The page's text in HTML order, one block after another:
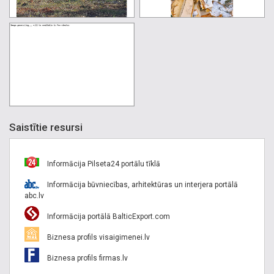
Saistītie resursi
Informācija Pilseta24 portālu tīklā
Informācija būvniecības, arhitektūras un interjera portālā
abc.lv
Informācija portālā BalticExport.com
Biznesa profils visaigimenei.lv
Biznesa profils firmas.lv